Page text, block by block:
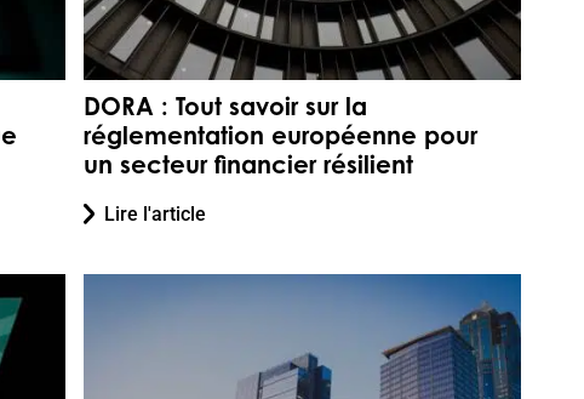
DORA : Tout savoir sur la
réglementation européenne pour
un secteur financier résilient
Lire l'article